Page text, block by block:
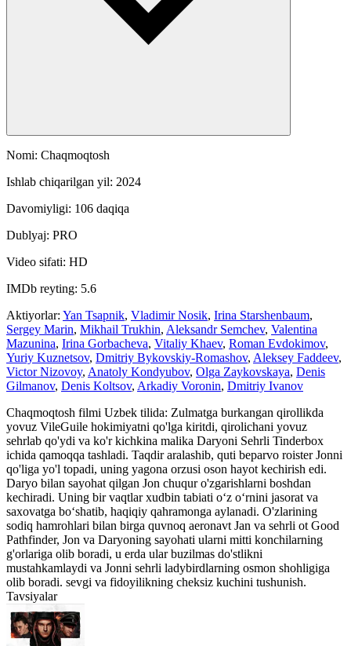
Nomi: Сhaqmoqtosh
Ishlab chiqarilgan yil: 2024
Davomiyligi: 106 daqiqa
Dublyaj: PRO
Video sifati: HD
IMDb reyting: 5.6
Aktiyorlar: Yan Tsapnik, Vladimir Nosik, Irina Starshenbaum,
Sergey Marin, Mikhail Trukhin, Aleksandr Semchev, Valentina
Mazunina, Irina Gorbacheva, Vitaliy Khaev, Roman Evdokimov,
Yuriy Kuznetsov, Dmitriy Bykovskiy-Romashov, Aleksey Faddeev,
Victor Nizovoy, Anatoly Kondyubov, Olga Zaykovskaya, Denis
Gilmanov, Denis Koltsov, Arkadiy Voronin, Dmitriy Ivanov
Сhaqmoqtosh filmi Uzbek tilida: Zulmatga burkangan qirollikda
yovuz VileGuile hokimiyatni qo'lga kiritdi, qirolichani yovuz
sehrlab qo'ydi va ko'r kichkina malika Daryoni Sehrli Tinderbox
ichida qamoqqa tashladi. Taqdir aralashib, quti beparvo roister Jonni
qo'liga yo'l topadi, uning yagona orzusi oson hayot kechirish edi.
Daryo bilan sayohat qilgan Jon chuqur o'zgarishlarni boshdan
kechiradi. Uning bir vaqtlar xudbin tabiati o‘z o‘rnini jasorat va
saxovatga bo‘shatib, haqiqiy qahramonga aylanadi. O'zlarining
sodiq hamrohlari bilan birga quvnoq aeronavt Jan va sehrli ot Good
Pathfinder, Jon va Daryoning sayohati ularni mitti konchilarning
g'orlariga olib boradi, u erda ular buzilmas do'stlikni
mustahkamlaydi va Jonni sehrli ladybirdlarning osmon shohligiga
olib boradi. sevgi va fidoyilikning cheksiz kuchini tushunish.
Tavsiyalar